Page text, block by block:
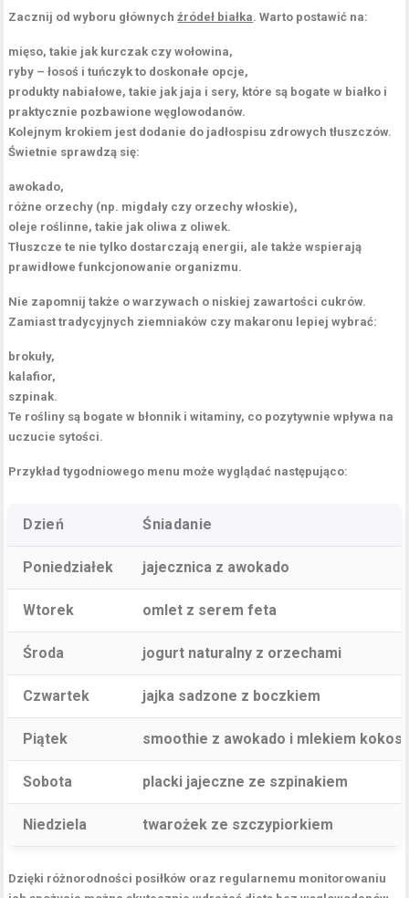
Zacznij od wyboru głównychźródeł białka. Warto postawić na:
mięso, takie jak kurczak czy wołowina,
ryby – łosoś i tuńczyk to doskonałe opcje,
produkty nabiałowe, takie jak jaja i sery, które są bogate w białko i
praktycznie pozbawione węglowodanów.
Kolejnym krokiem jest dodanie do jadłospisu zdrowych tłuszczów.
Świetnie sprawdzą się:
awokado,
różne orzechy (np. migdały czy orzechy włoskie),
oleje roślinne, takie jak oliwa z oliwek.
Tłuszcze te nie tylko dostarczają energii, ale także wspierają
prawidłowe funkcjonowanie organizmu.
Nie zapomnij także owarzywach o niskiej zawartości cukrów.
Zamiast tradycyjnych ziemniaków czy makaronu lepiej wybrać:
brokuły,
kalafior,
szpinak.
Te rośliny są bogate w błonnik i witaminy, co pozytywnie wpływa na
uczucie sytości.
Przykład tygodniowego menu może wyglądać następująco:
Dzień Śniadanie
Poniedziałek jajecznica z awokado
Wtorek omlet z serem feta
Środa jogurt naturalny z orzechami
Czwartek jajka sadzone z boczkiem
Piątek smoothie z awokado i mlekiem
Sobota placki jajeczne ze szpinakiem
Niedziela twarożek ze szczypiorkiem
Dzięki różnorodności posiłków oraz regularnemu monitorowaniu